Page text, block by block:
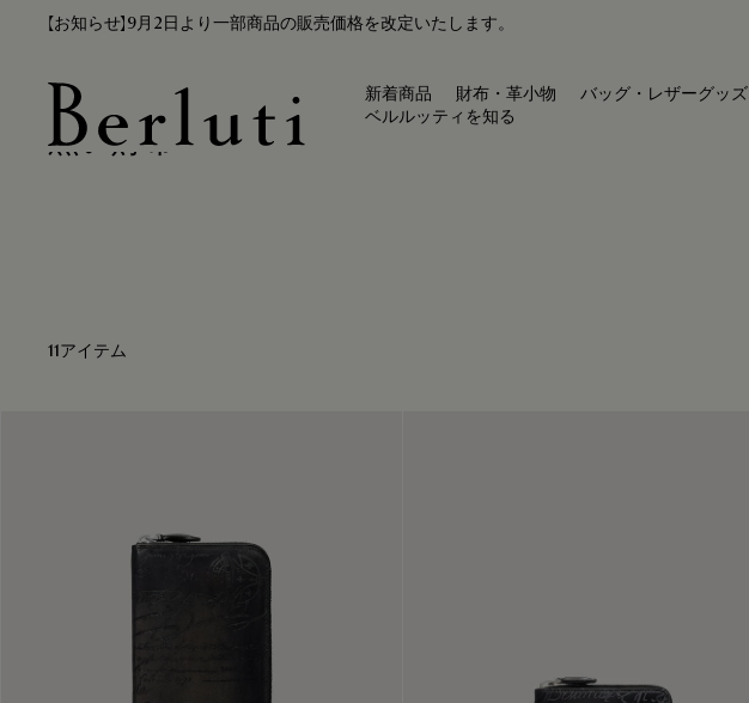
【お知らせ】9月2日より一部商品の販売価格を改定いたします。
Berluti homepage
新着商品 財布・革小物 バッグ・レザーグッズ
ベルルッティを知る
黒い財布
11アイテム